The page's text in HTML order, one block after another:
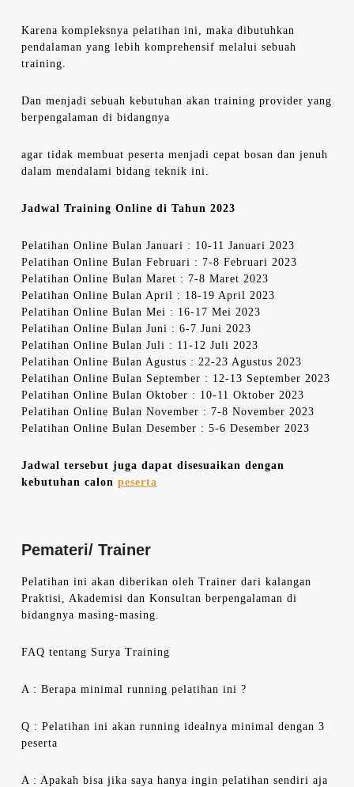
Karena kompleksnya pelatihan ini, maka dibutuhkan
pendalaman yang lebih komprehensif melalui sebuah
training.
Dan menjadi sebuah kebutuhan akan training provider yang
berpengalaman di bidangnya
agar tidak membuat peserta menjadi cepat bosan dan jenuh
dalam mendalami bidang teknik ini.
Jadwal Training Online di Tahun 2023
Pelatihan Online Bulan Januari : 10-11 Januari 2023
Pelatihan Online Bulan Februari : 7-8 Februari 2023
Pelatihan Online Bulan Maret : 7-8 Maret 2023
Pelatihan Online Bulan April : 18-19 April 2023
Pelatihan Online Bulan Mei : 16-17 Mei 2023
Pelatihan Online Bulan Juni : 6-7 Juni 2023
Pelatihan Online Bulan Juli : 11-12 Juli 2023
Pelatihan Online Bulan Agustus : 22-23 Agustus 2023
Pelatihan Online Bulan September : 12-13 September 2023
Pelatihan Online Bulan Oktober : 10-11 Oktober 2023
Pelatihan Online Bulan November : 7-8 November 2023
Pelatihan Online Bulan Desember : 5-6 Desember 2023
Jadwal tersebut juga dapat disesuaikan dengan
kebutuhan calon peserta
Pemateri/ Trainer
Pelatihan ini akan diberikan oleh Trainer dari kalangan
Praktisi, Akademisi dan Konsultan berpengalaman di
bidangnya masing-masing.
FAQ tentang Surya Training
A : Berapa minimal running pelatihan ini ?
Q : Pelatihan ini akan running idealnya minimal dengan 3
peserta
A : Apakah bisa jika saya hanya ingin pelatihan sendiri aja